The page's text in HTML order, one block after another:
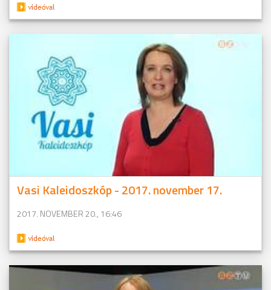
Vasi Kaleidoszkóp - 2017. november 17.
2017. NOVEMBER 20., 16:46